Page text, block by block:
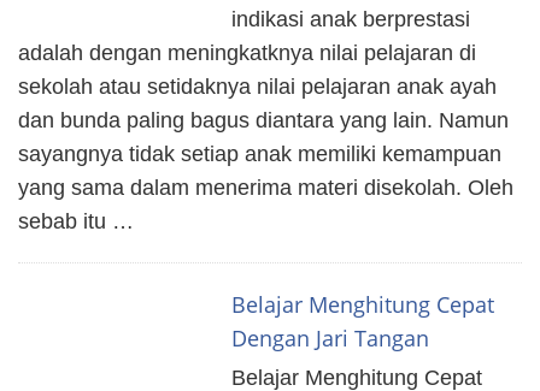
indikasi anak berprestasi
adalah dengan meningkatknya nilai pelajaran di
sekolah atau setidaknya nilai pelajaran anak ayah
dan bunda paling bagus diantara yang lain. Namun
sayangnya tidak setiap anak memiliki kemampuan
yang sama dalam menerima materi disekolah. Oleh
sebab itu …
Belajar Menghitung Cepat
Dengan Jari Tangan
Belajar Menghitung Cepat